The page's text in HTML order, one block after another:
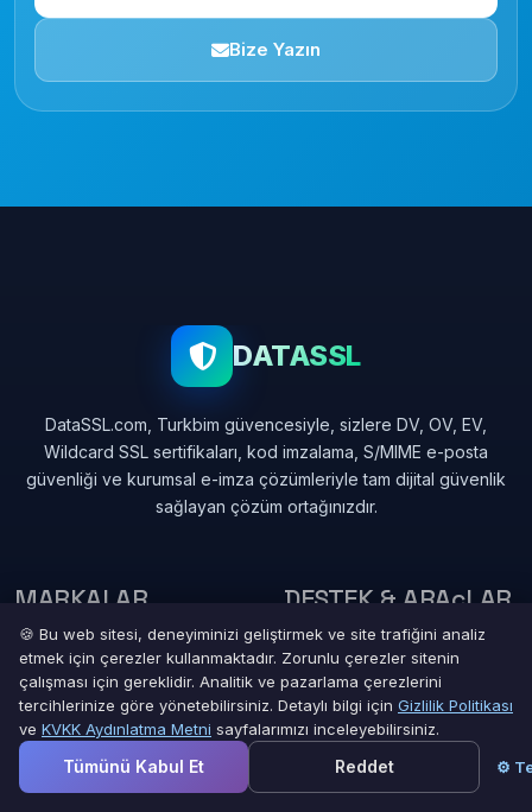
Bize Yazın
DATASSL
DataSSL.com, Turkbim güvencesiyle, sizlere DV, OV, EV,
Wildcard SSL sertifikaları, kod imzalama, S/MIME e-posta
güvenliği ve kurumsal e-imza çözümleriyle tam dijital güvenlik
sağlayan çözüm ortağınızdır.
MARKALAR
DigiCert
Sectigo
DESTEK & ARAçLAR
Destek Merkezi
CSR Oluşturucu
🍪 Bu web sitesi, deneyiminizi geliştirmek ve site trafiğini analiz
etmek için çerezler kullanmaktadır. Zorunlu çerezler sitenin
çalışması için gereklidir. Analitik ve pazarlama çerezlerini
tercihlerinize göre yönetebilirsiniz. Detaylı bilgi için Gizlilik Politikası
ve KVKK Aydınlatma Metni sayfalarımızı inceleyebilirsiniz.
Tümünü Kabul Et Reddet ⚙